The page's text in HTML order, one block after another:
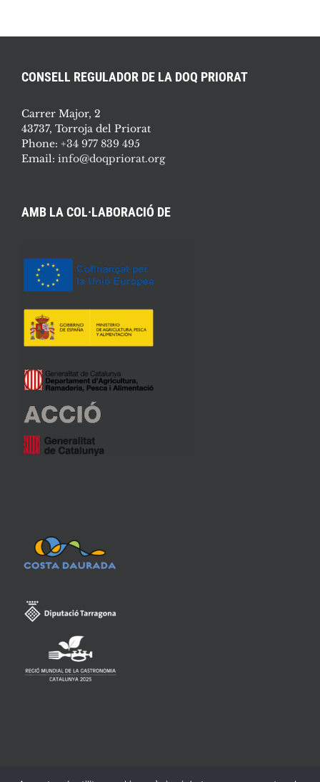
CONSELL REGULADOR DE LA DOQ PRIORAT
Carrer Major, 2
43737, Torroja del Priorat
Phone: +34 977 839 495
Email: info@doqpriorat.org
AMB LA COL·LABORACIÓ DE